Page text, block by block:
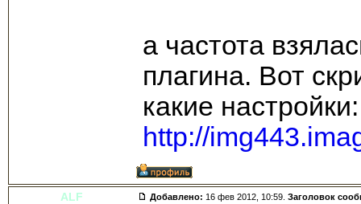
а частота
плагина. Вот
какие настройки:
http://
ALF Добавлено: 16 фев 2012, 10:59. Заголовок